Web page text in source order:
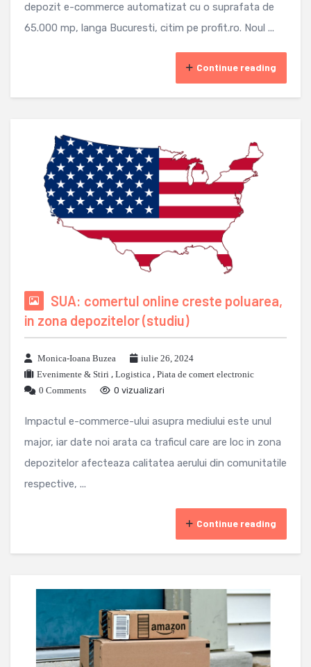
depozit e-commerce automatizat cu o suprafata de
65.000 mp, langa Bucuresti, citim pe profit.ro. Noul ...
Continue reading
SUA: comertul online creste poluarea,
in zona depozitelor (studiu)
Monica-Ioana Buzea
iulie 26, 2024
Evenimente & Stiri , Logistica , Piata de comert electronic
0 Comments
0 vizualizari
Impactul e-commerce-ului asupra mediului este unul
major, iar date noi arata ca traficul care are loc in zona
depozitelor afecteaza calitatea aerului din comunitatile
respective, ...
Continue reading